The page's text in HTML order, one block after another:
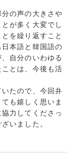
の声の大きさや
が多く大変でし
を繰り返すこと
本語と韓国語の
自分のいわゆる
ことは、今後も活
たので、今回弁
も嬉しく思いま
力してくださっ
いました。